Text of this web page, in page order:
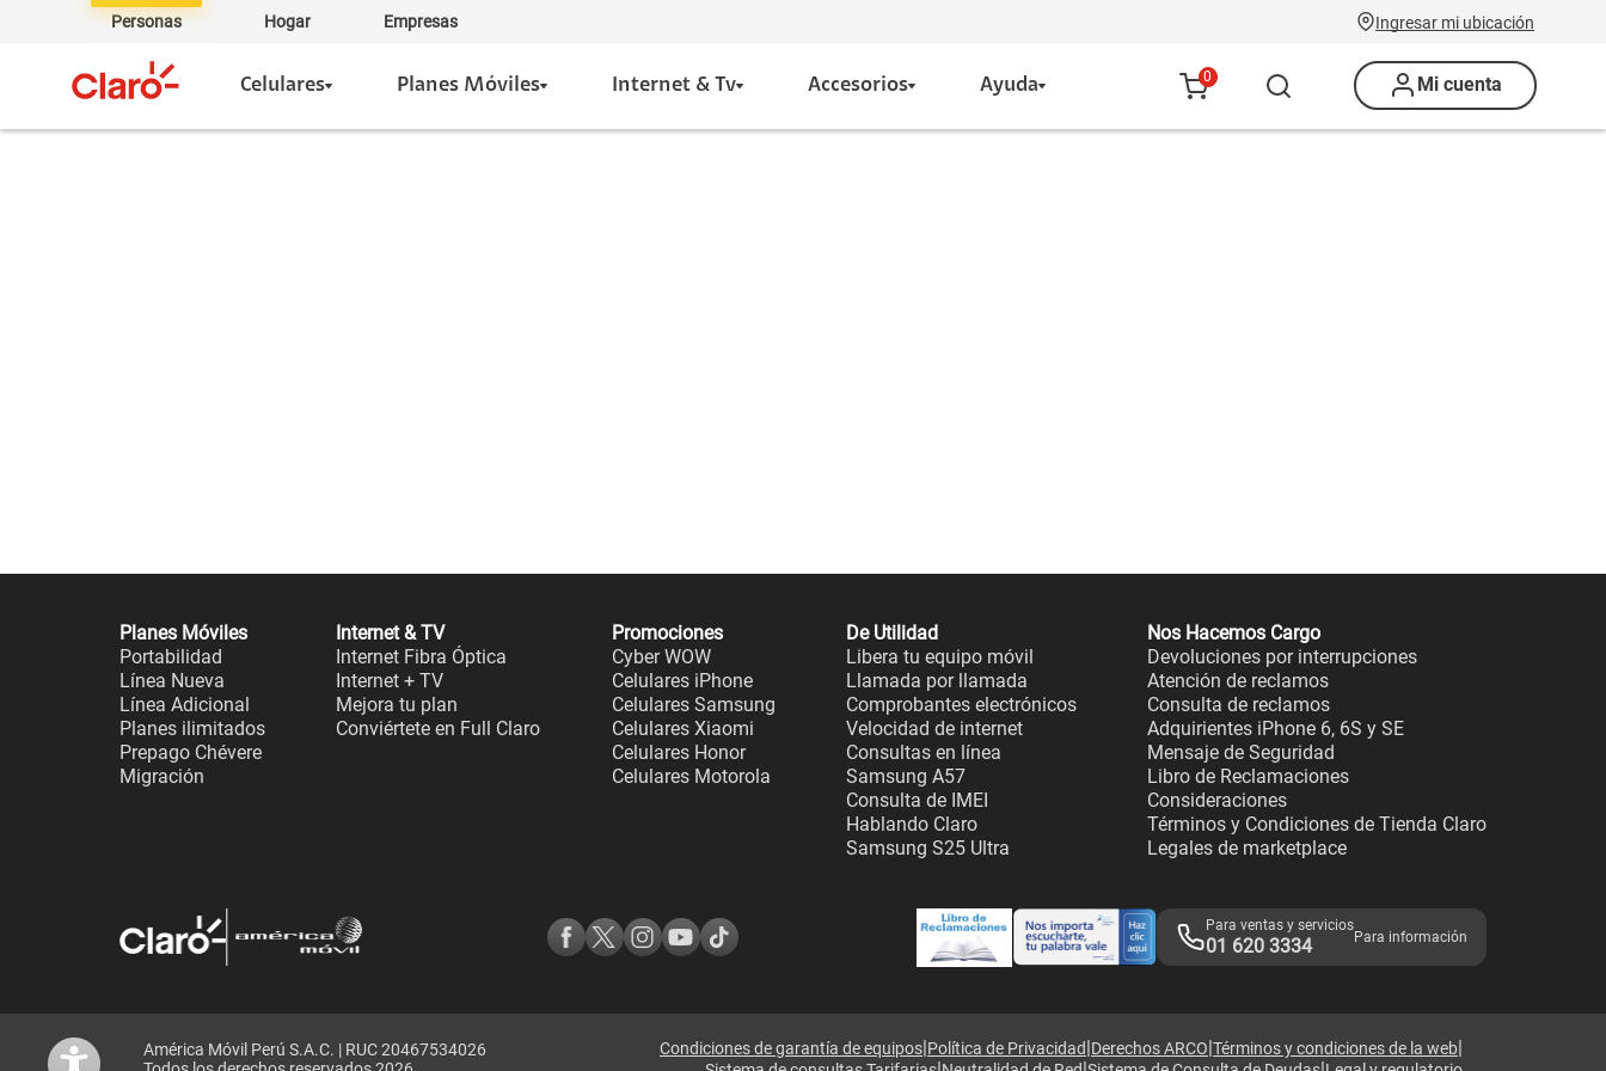
Personas Hogar Empresas Ingresar mi ubicación
Celulares Planes Móviles Internet & Tv Accesorios Ayuda 0 Mi cuenta
Planes Móviles
Portabilidad
Línea Nueva
Línea Adicional
Planes ilimitados
Prepago Chévere
Migración
Internet & TV
Internet Fibra Óptica
Internet + TV
Mejora tu plan
Conviértete en Full Claro
Promociones
Cyber WOW
Celulares iPhone
Celulares Samsung
Celulares Xiaomi
Celulares Honor
Celulares Motorola
De Utilidad
Libera tu equipo móvil
Llamada por llamada
Comprobantes electrónicos
Velocidad de internet
Consultas en línea
Samsung A57
Consulta de IMEI
Hablando Claro
Samsung S25 Ultra
Nos Hacemos Cargo
Devoluciones por interrupciones
Atención de reclamos
Consulta de reclamos
Adquirientes iPhone 6, 6S y SE
Mensaje de Seguridad
Libro de Reclamaciones
Consideraciones
Términos y Condiciones de Tienda Claro
Legales de marketplace
Para ventas y servicios
01 620 3334 Para información
América Móvil Perú S.A.C. | RUC 20467534026
Condiciones de garantía de equipos|Política de Privacidad|Derechos ARCO|Términos y condiciones de la web|